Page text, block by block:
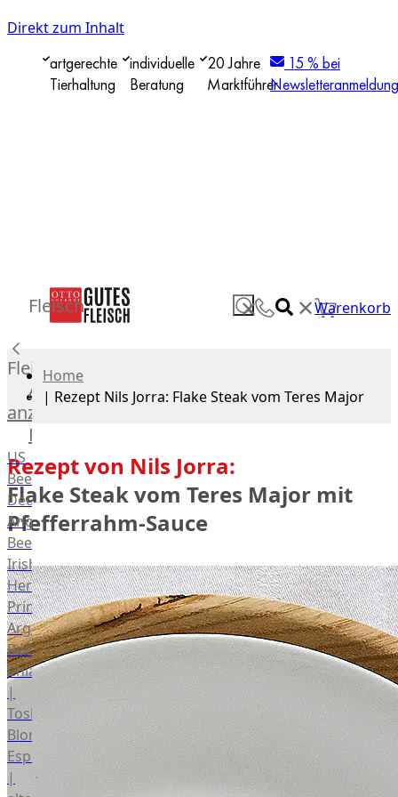
Direkt zum Inhalt
artgerechte
Tierhaltung
individuelle
Beratung
20 Jahre
Marktführer
15 % bei
Newsletteranmeldung
✕ ✕Warenkorb
Fleisch
Fleisch
Alle
anzeigen
Rind
US
Beef
Deutsches
Angus
Beef
Irish
Hereford
Prime
Argentina
Beef
Chianina
|
Toskana
Blonda
Espanola
|
Home
| Rezept Nils Jorra: Flake Steak vom Teres Major
Rezept von Nils Jorra:
Flake Steak vom Teres Major mit
Pfefferrahm-Sauce